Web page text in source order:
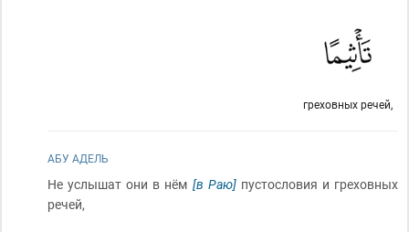
греховных речей,
АБУ АДЕЛЬ
Не услышат они в нём [в Раю]пустословия и греховных
речей,